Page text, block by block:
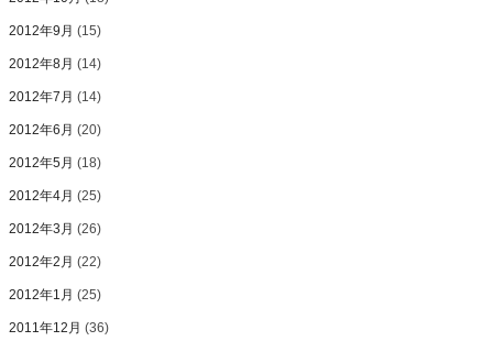
2012年9月 (15)
2012年8月 (14)
2012年7月 (14)
2012年6月 (20)
2012年5月 (18)
2012年4月 (25)
2012年3月 (26)
2012年2月 (22)
2012年1月 (25)
2011年12月 (36)